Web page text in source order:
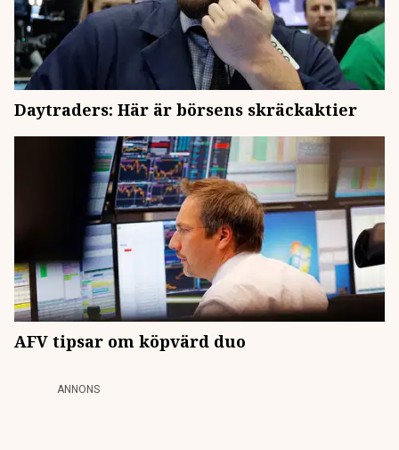
Daytraders: Här är börsens skräckaktier
AFV tipsar om köpvärd duo
ANNONS